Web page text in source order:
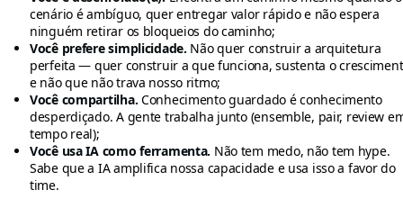
cenário é ambíguo, quer entregar valor rápido e não espera
ninguém retirar os bloqueios do caminho;
Você prefere simplicidade. Não quer construir a arquitetura
perfeita — quer construir a que funciona, sustenta o
e não que não trava nosso ritmo;
Você compartilha. Conhecimento guardado é conhecimento
desperdiçado. A gente trabalha junto (ensemble, pair, review
tempo real);
Você usa IA como ferramenta. Não tem medo, não tem hype.
Sabe que a IA amplifica nossa capacidade e usa isso a favor do
time.